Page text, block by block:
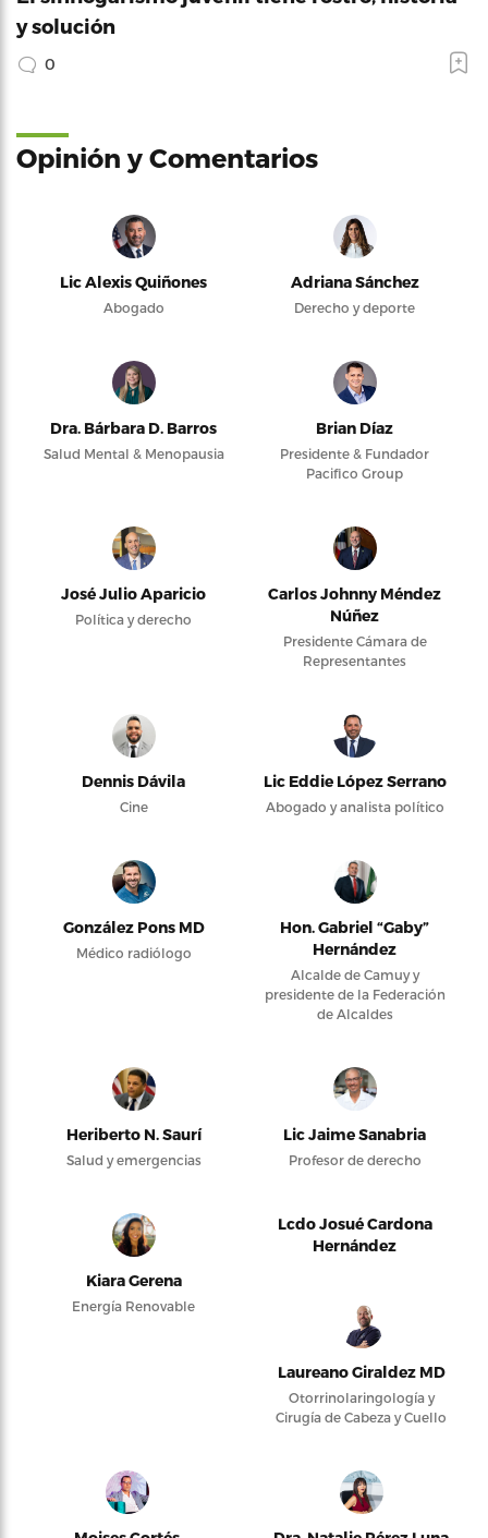
y solución
0
Opinión y Comentarios
Lic Alexis Quiñones
Abogado
Adriana Sánchez
Derecho y deporte
Dra. Bárbara D. Barros
Salud Mental & Menopausia
Brian Díaz
Presidente & Fundador
Pacifico Group
José Julio Aparicio
Política y derecho
Carlos Johnny Méndez
Núñez
Presidente Cámara de
Representantes
Dennis Dávila
Cine
Lic Eddie López Serrano
Abogado y analista político
González Pons MD
Médico radiólogo
Hon. Gabriel “Gaby”
Hernández
Alcalde de Camuy y
presidente de la Federación
de Alcaldes
Heriberto N. Saurí
Salud y emergencias
Lic Jaime Sanabria
Profesor de derecho
Kiara Gerena
Energía Renovable
Lcdo Josué Cardona
Hernández
Laureano Giraldez MD
Otorrinolaringología y
Cirugía de Cabeza y Cuello